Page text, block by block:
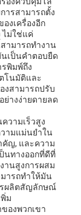
ารสามารถตั้ง
งเครื่องอีก
ไม่ใช่แค่
ามารถทํางาน
เป็นคําตอบยืด
พิมพ์ถึง
โนมัติและ
งสามารถปรับ
ย่างง่ายดายลด
วามเร็วสูง
ามแม่นยําใน
คัญ, และความ
นทางออกที่ดีที่
านสูงการผสม
ารถทําให้มัน
รผลิตสัญลักษณ์
ม
องพวกเขา